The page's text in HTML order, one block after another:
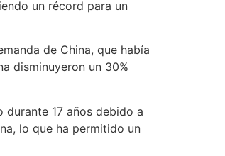
un récord para un
de China, que había
disminuyeron un 30%
17 años debido a
lo que ha permitido un